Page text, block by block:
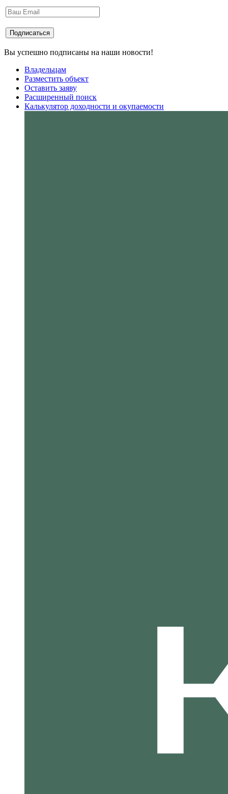
Вы успешно подписаны на наши новости!
Владельцам
Разместить объект
Оставить заяву
Расширенный поиск
Калькулятор доходности и окупаемости